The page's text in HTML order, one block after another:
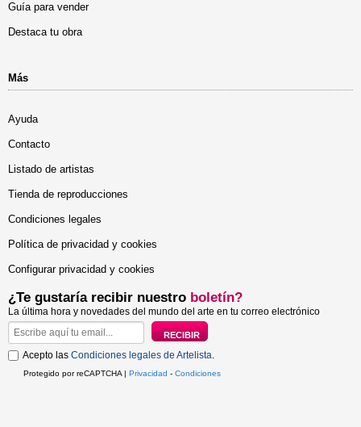
Guía para vender
Destaca tu obra
Más
Ayuda
Contacto
Listado de artistas
Tienda de reproducciones
Condiciones legales
Política de privacidad y cookies
Configurar privacidad y cookies
¿Te gustaría recibir nuestro boletín?
La última hora y novedades del mundo del arte en tu correo electrónico
Acepto las Condiciones legales de Artelista.
Protegido por reCAPTCHA | Privacidad - Condiciones